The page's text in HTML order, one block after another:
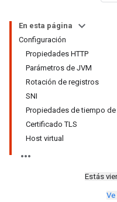
En esta página
Configuración
Propiedades HTTP
Parámetros de JVM
Rotación de registros
SNI
Propiedades de tiempo de
Certificado TLS
Host virtual
Estás
Ve